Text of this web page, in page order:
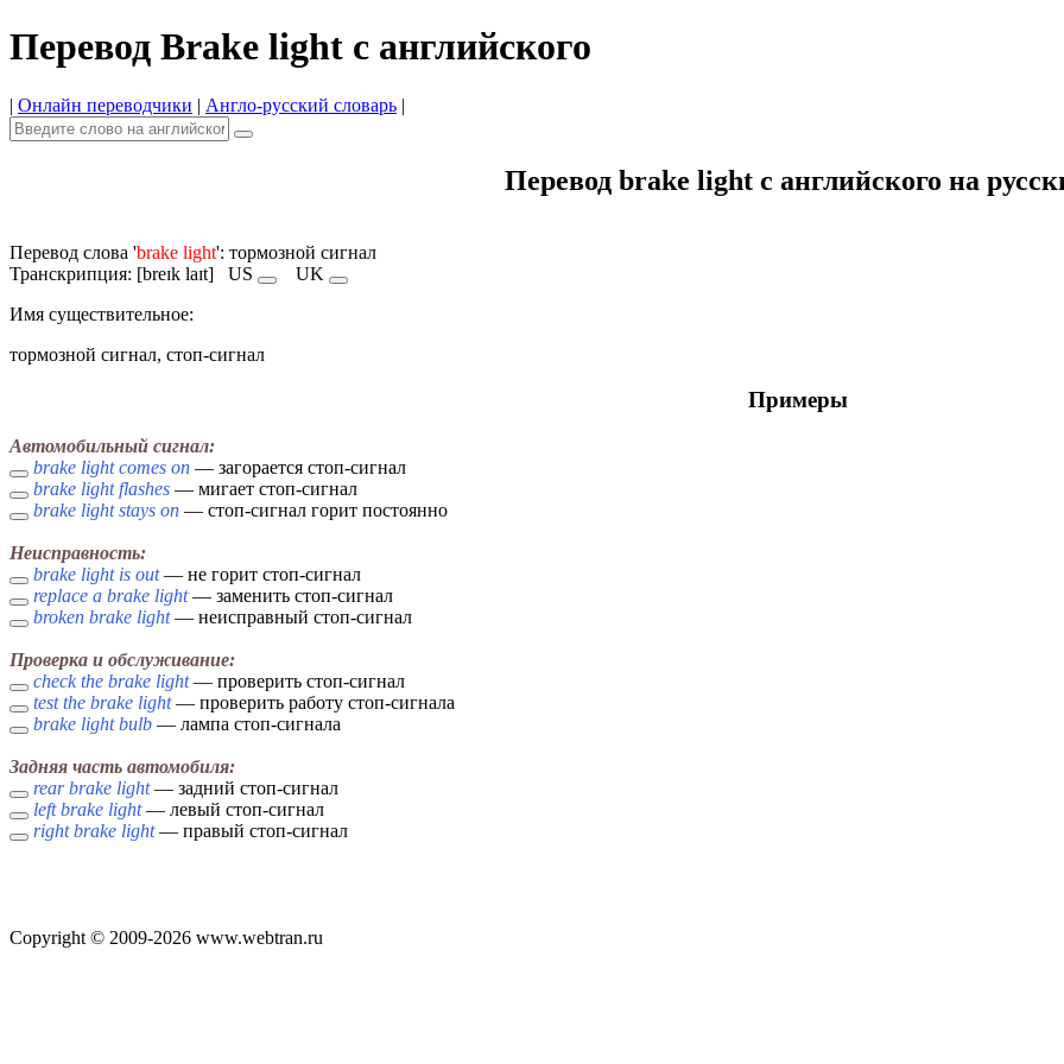
Перевод Brake light с английского
| Онлайн переводчики | Англо-русский словарь |
Перевод brake light с английского на
Перевод слова 'brake light': тормозной сигнал
Транскрипция: [breɪk laɪt] US
UK
Имя cуществительное:
тормозной сигнал, стоп-сигнал
Примеры
Автомобильный сигнал:
brake light comes on — загорается стоп-сигнал
brake light flashes — мигает стоп-сигнал
brake light stays on — стоп-сигнал горит постоянно
Неисправность:
brake light is out— не горит стоп-сигнал
replace a brake light— заменить стоп-сигнал
broken brake light— неисправный стоп-сигнал
Проверка и обслуживание:
check the brake light— проверить стоп-сигнал
test the brake light— проверить работу стоп-сигнала
brake light bulb — лампа стоп-сигнала
Задняя часть автомобиля:
rear brake light— задний стоп-сигнал
left brake light— левый стоп-сигнал
right brake light— правый стоп-сигнал
Copyright © 2009-2026 www.webtran.ru